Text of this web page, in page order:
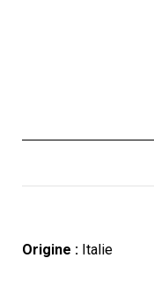
Origine : Italie